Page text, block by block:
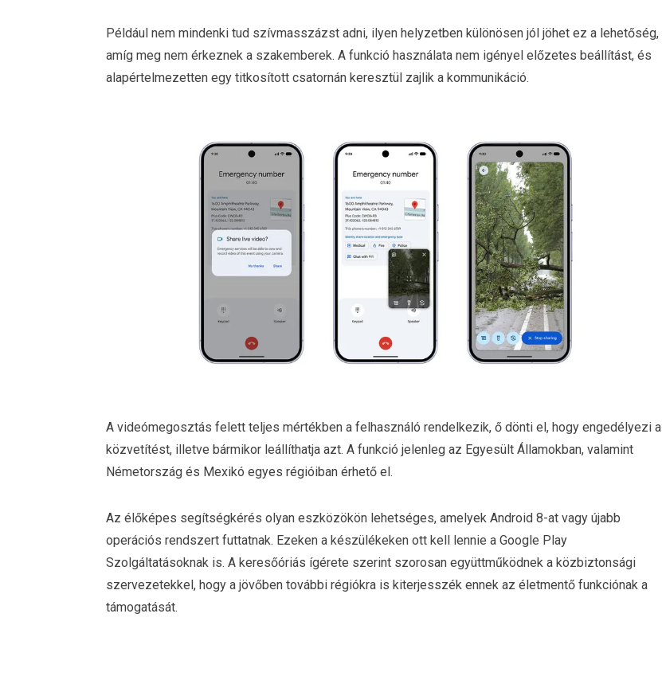
Például nem mindenki tud szívmasszázst adni, ilyen helyzetben különösen jól jöhet ez a lehetőség,
amíg meg nem érkeznek a szakemberek. A funkció használata nem igényel előzetes beállítást, és
alapértelmezetten egy titkosított csatornán keresztül zajlik a kommunikáció.
A videómegosztás felett teljes mértékben a felhasználó rendelkezik, ő dönti el, hogy engedélyezi a
közvetítést, illetve bármikor leállíthatja azt. A funkció jelenleg az Egyesült Államokban, valamint
Németország és Mexikó egyes régióiban érhető el.
Az élőképes segítségkérés olyan eszközökön lehetséges, amelyek Android 8-at vagy újabb
operációs rendszert futtatnak. Ezeken a készülékeken ott kell lennie a Google Play
Szolgáltatásoknak is. A keresőóriás ígérete szerint szorosan együttműködnek a közbiztonsági
szervezetekkel, hogy a jövőben további régiókra is kiterjesszék ennek az életmentő funkciónak a
támogatását.